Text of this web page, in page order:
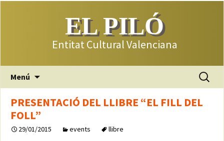
EL PILÓ
Entitat Cultural Valenciana
Menú Buscar:
PRESENTACIÓ DEL LLIBRE “EL FILL DEL
FOLL”
29/01/2015 events llibre